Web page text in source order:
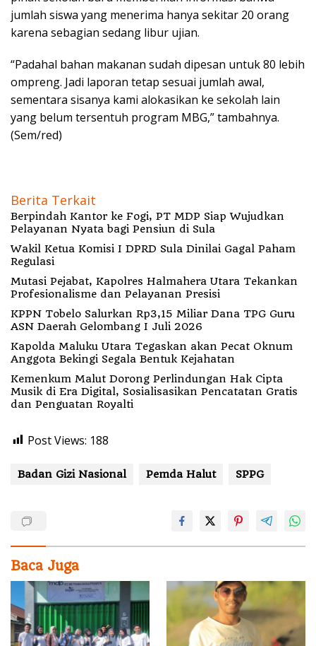
jumlah siswa yang menerima hanya sekitar 20 orang
karena sebagian sedang libur ujian.
“Padahal bahan makanan sudah dipesan untuk 80 lebih
ompreng. Jadi laporan tetap sesuai jumlah awal,
sementara sisanya kami alokasikan ke sekolah lain
yang belum tersentuh program MBG,” tambahnya.
(Sem/red)
Berita Terkait
Berpindah Kantor ke Fogi, PT MDP Siap Wujudkan
Pelayanan Nyata bagi Pensiun di Sula
Wakil Ketua Komisi I DPRD Sula Dinilai Gagal Paham
Regulasi
Mutasi Pejabat, Kapolres Halmahera Utara Tekankan
Profesionalisme dan Pelayanan Presisi
KPPN Tobelo Salurkan Rp3,15 Miliar Dana TPG Guru
ASN Daerah Gelombang I Juli 2026
Kapolda Maluku Utara Tegaskan akan Pecat Oknum
Anggota Bekingi Segala Bentuk Kejahatan
Kemenkum Malut Dorong Perlindungan Hak Cipta
Musik di Era Digital, Sosialisasikan Pencatatan Gratis
dan Penguatan Royalti
Post Views: 188
Badan Gizi Nasional Pemda Halut SPPG
Baca Juga